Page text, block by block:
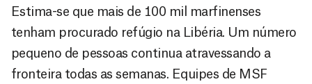
Estima-se que mais de 100 mil marfinenses
tenham procurado refúgio na Libéria. Um número
pequeno de pessoas continua atravessando a
fronteira todas as semanas. Equipes de MSF